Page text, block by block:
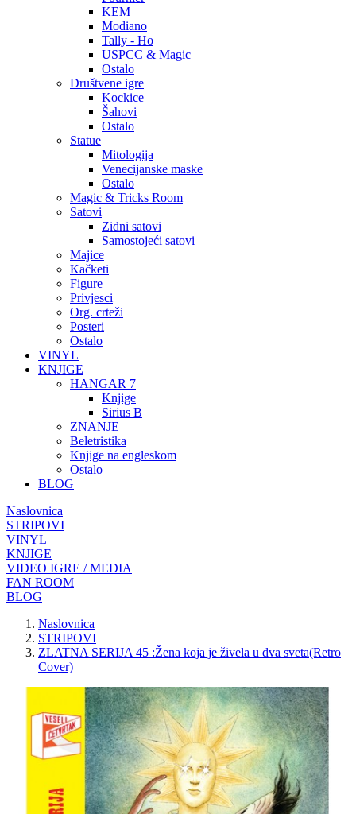
KEM
Modiano
Tally - Ho
USPCC & Magic
Ostalo
Društvene igre
Kockice
Šahovi
Ostalo
Statue
Mitologija
Venecijanske maske
Ostalo
Magic & Tricks Room
Satovi
Zidni satovi
Samostojeći satovi
Majice
Kačketi
Figure
Privjesci
Org. crteži
Posteri
Ostalo
VINYL
KNJIGE
HANGAR 7
Knjige
Sirius B
ZNANJE
Beletristika
Knjige na engleskom
Ostalo
BLOG
Naslovnica
STRIPOVI
VINYL
KNJIGE
VIDEO IGRE / MEDIA
FAN ROOM
BLOG
Naslovnica
STRIPOVI
ZLATNA SERIJA 45 :Žena koja je živela u dva sveta(Retro
Cover)